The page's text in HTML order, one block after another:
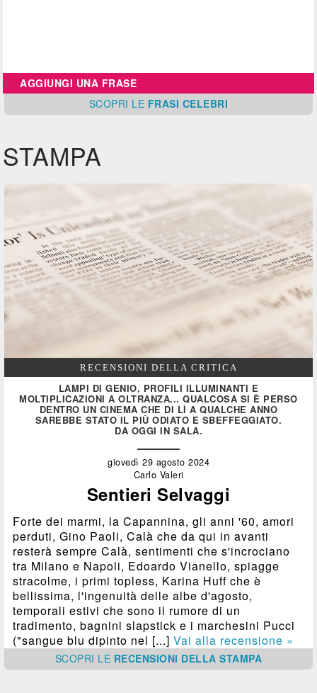
AGGIUNGI UNA FRASE
SCOPRI LE FRASI CELEBRI
STAMPA
RECENSIONI DELLA CRITICA
LAMPI DI GENIO, PROFILI ILLUMINANTI E
MOLTIPLICAZIONI A OLTRANZA... QUALCOSA SI È PERSO
DENTRO UN CINEMA CHE DI LÌ A QUALCHE ANNO
SAREBBE STATO IL PIÙ ODIATO E SBEFFEGGIATO.
DA OGGI IN SALA.
giovedì 29 agosto 2024
Carlo Valeri
Sentieri Selvaggi
Forte dei marmi, la Capannina, gli anni '60, amori
perduti, Gino Paoli, Calà che da qui in avanti
resterà sempre Calà, sentimenti che s'incrociano
tra Milano e Napoli, Edoardo Vianello, spiagge
stracolme, i primi topless, Karina Huff che è
bellissima, l'ingenuità delle albe d'agosto,
temporali estivi che sono il rumore di un
tradimento, bagnini slapstick e i marchesini Pucci
("sangue blu dipinto nel [...]Vai alla recensione »
SCOPRI LE RECENSIONI DELLA STAMPA